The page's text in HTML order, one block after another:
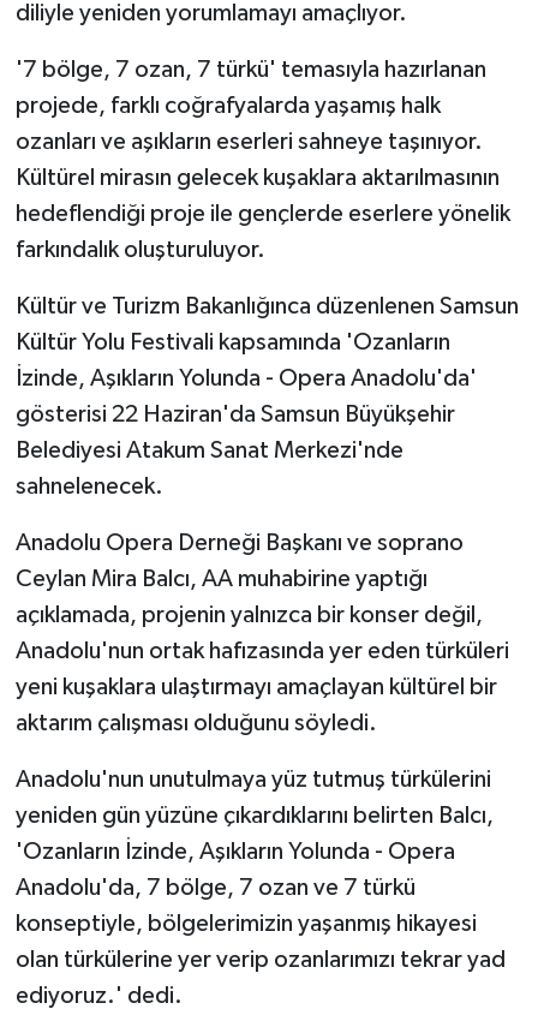
diliyle yeniden yorumlamayı amaçlıyor.
'7 bölge, 7 ozan, 7 türkü' temasıyla hazırlanan
projede, farklı coğrafyalarda yaşamış halk
ozanları ve aşıkların eserleri sahneye taşınıyor.
Kültürel mirasın gelecek kuşaklara aktarılmasının
hedeflendiği proje ile gençlerde eserlere yönelik
farkındalık oluşturuluyor.
Kültür ve Turizm Bakanlığınca düzenlenen Samsun
Kültür Yolu Festivali kapsamında 'Ozanların
İzinde, Aşıkların Yolunda - Opera Anadolu'da'
gösterisi 22 Haziran'da Samsun Büyükşehir
Belediyesi Atakum Sanat Merkezi'nde
sahnelenecek.
Anadolu Opera Derneği Başkanı ve soprano
Ceylan Mira Balcı, AA muhabirine yaptığı
açıklamada, projenin yalnızca bir konser değil,
Anadolu'nun ortak hafızasında yer eden türküleri
yeni kuşaklara ulaştırmayı amaçlayan kültürel bir
aktarım çalışması olduğunu söyledi.
Anadolu'nun unutulmaya yüz tutmuş türkülerini
yeniden gün yüzüne çıkardıklarını belirten Balcı,
'Ozanların İzinde, Aşıkların Yolunda - Opera
Anadolu'da, 7 bölge, 7 ozan ve 7 türkü
konseptiyle, bölgelerimizin yaşanmış hikayesi
olan türkülerine yer verip ozanlarımızı tekrar yad
ediyoruz.' dedi.